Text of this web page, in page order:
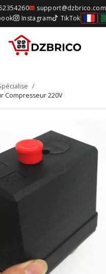
support@dzbrico.com
Instagram TikTok
/
Compresseur 220V